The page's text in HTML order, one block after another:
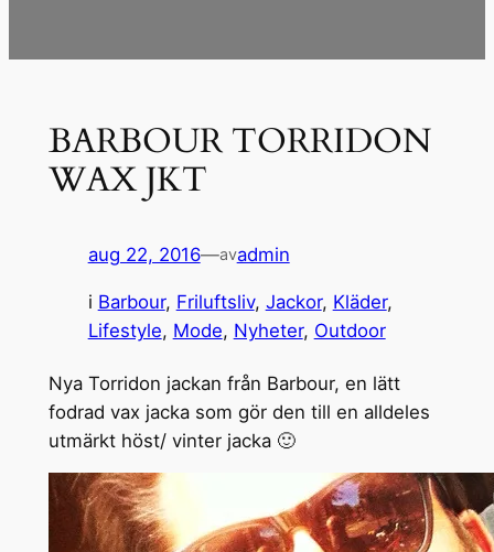
BARBOUR TORRIDON
WAX JKT
aug 22, 2016—avadmin
i Barbour, Friluftsliv, Jackor, Kläder
Lifestyle, Mode, Nyheter, Outdoor
Nya Torridon jackan från Barbour, en lätt
fodrad vax jacka som gör den till en alldeles
utmärkt höst/ vinter jacka 🙂